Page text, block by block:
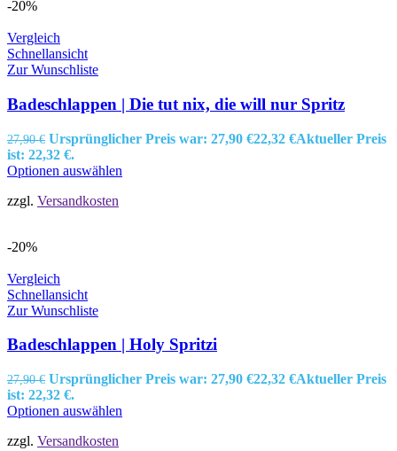
-20%
Vergleich
Schnellansicht
Zur Wunschliste
Badeschlappen | Die tut nix, die will nur Spritz
27,90€ Ursprünglicher Preis war: 27,90 €22,32 €Aktueller Preis
ist: 22,32 €.
Optionen auswählen
zzgl. Versandkosten
-20%
Vergleich
Schnellansicht
Zur Wunschliste
Badeschlappen | Holy Spritzi
27,90€ Ursprünglicher Preis war: 27,90 €22,32 €Aktueller Preis
ist: 22,32 €.
Optionen auswählen
zzgl. Versandkosten